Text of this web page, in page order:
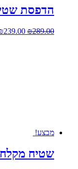
הדפסת
₪289.00
המחיר
239.00
מבצע!
שטיח